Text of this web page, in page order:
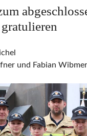
und Fabian Wibmer